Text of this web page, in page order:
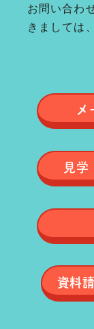
お問い合わ
きましては、
メ
見学
資料